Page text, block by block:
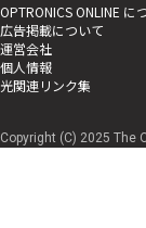
OPTRONICS ONLINE に
広告掲載について
運営会社
個人情報
光関連リンク集
Copyright (C) 2025 The